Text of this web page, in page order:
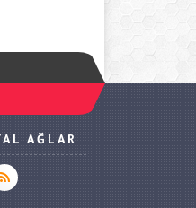
AĞLAR